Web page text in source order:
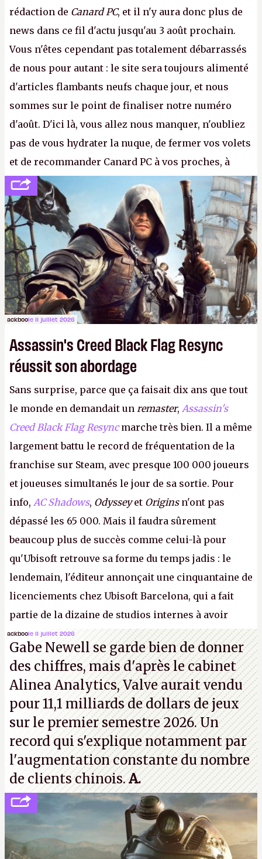
rédaction de Canard PC, et il n'y aura donc plus de
news dans ce fil d'actu jusqu'au 3 août prochain.
Vous n'êtes cependant pas totalement débarrassés
de nous pour autant : le site sera toujours alimenté
d'articles flambants neufs chaque jour, et nous
sommes sur le point de finaliser notre numéro
d'août. D'ici là, vous allez nous manquer, n'oubliez
pas de vous hydrater la nuque, de fermer vos volets
et de recommander Canard PC à vos proches, à
votre famille et aux inconnus que vous croisez
dans la rue. Bon été à tous ! –ER.
ackboole 11 juillet 2026
Assassin's Creed Black Flag Resync
réussit son abordage
Sans surprise, parce que ça faisait dix ans que tout
le monde en demandait un remaster, Assassin's
Creed Black Flag Resyncmarche très bien. Il a même
largement battu le record de fréquentation de la
franchise sur Steam, avec presque 100 000 joueurs
et joueuses simultanés le jour de sa sortie. Pour
info, AC Shadows, Odysseyet Originsn'ont pas
dépassé les 65 000. Mais il faudra sûrement
beaucoup plus de succès comme celui-là pour
qu'Ubisoft retrouve sa forme du temps jadis : le
lendemain, l'éditeur annonçait une cinquantaine de
licenciements chez Ubisoft Barcelona, qui a fait
partie de la dizaine de studios internes à avoir
travaillé sur cetAssassin's Creedsous la direction
d'Ubisoft Singapour.A.
ackboole 11 juillet 2026
Gabe Newell se garde bien de donner
des chiffres, mais d'après le cabinet
Alinea Analytics, Valve aurait vendu
pour 11,1 milliards de dollars de jeux
sur le premier semestre 2026. Un
record qui s'explique notamment par
l'augmentation constante du nombre
de clients chinois.A.